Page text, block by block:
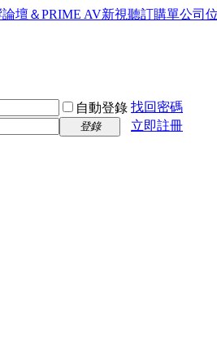
壇＆PRIME AV新視聽訂購單公司
自動登錄 找回密碼
登錄 立即註冊